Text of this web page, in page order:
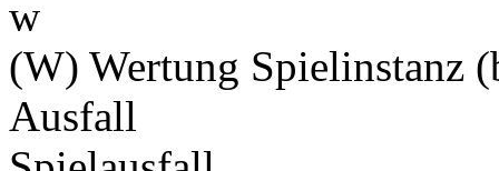
w
(W) Wertung Spielinstanz
Ausfall